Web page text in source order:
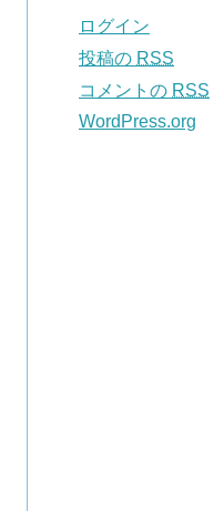
ログイン
投稿の RSS
コメントの RSS
WordPress.org